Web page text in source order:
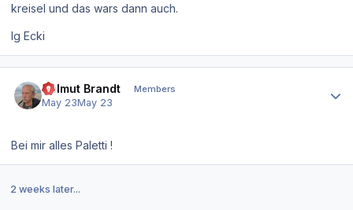
kreisel und das wars dann auch.
lg Ecki
Helmut Brandt Members
May 23May 23
Bei mir alles Paletti !
2 weeks later...